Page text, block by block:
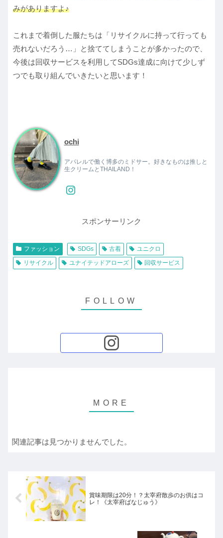
みがありますよ♪
これまで着倒した服たちは「リサイクルに持って行っても
売れないだろう…」と捨ててしまうことが多かったので、
今後は回収サービスを利用してSDGs達成に向けて少しず
つでも取り組んでいきたいと思います！
ochi
アパレルで働く博多のミドサー。好きなものは推しと
生クリームとTHAILAND！
スポンサーリンク
ファッション SDGs 古着
ユニクロ
リサイクル
ユナイテッドアローズ 回収サービス
関連記事は見つかりませんでした。
賞味期限は20分！？太宰府散歩のお供はコ
レ！《太宰府ばなじゅう》